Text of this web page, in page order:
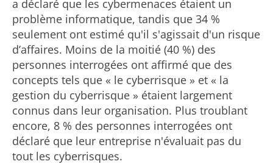
a déclaré que les cybermenaces étaient un
problème informatique, tandis que 34 %
seulement ont estimé qu'il s'agissait d'un risque
d’affaires. Moins de la moitié (40 %) des
personnes interrogées ont affirmé que des
concepts tels que « le cyberrisque » et « la
gestion du cyberrisque » étaient largement
connus dans leur organisation. Plus troublant
encore, 8 % des personnes interrogées ont
déclaré que leur entreprise n'évaluait pas du
tout les cyberrisques.